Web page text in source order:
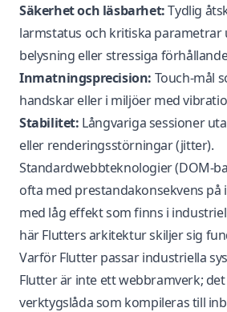
Säkerhet och läsbarhet:Tydlig
larmstatus och kritiska parametrar
belysning eller stressiga
Inmatningsprecision: Touch-mål
handskar eller i miljöer med
Stabilitet: Långvariga sessioner
eller renderingsstörningar (jitter).
Standardwebbteknologier (DOM-
ofta med prestandakonsekvens på
med låg effekt som finns i
här Flutters arkitektur skiljer sig
Varför Flutter passar industriella
Flutter är inte ett webbramverk;
verktygslåda som kompileras till